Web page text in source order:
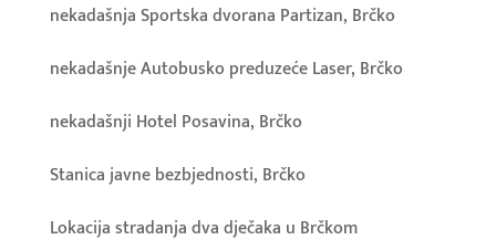
nekadašnja Sportska dvorana Partizan, Brčko
nekadašnje Autobusko preduzeće Laser, Brčko
nekadašnji Hotel Posavina, Brčko
Stanica javne bezbjednosti, Brčko
Lokacija stradanja dva dječaka u Brčkom